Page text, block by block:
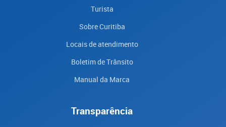
Turista
Sobre Curitiba
Locais de atendimento
Boletim de Trânsito
Manual da Marca
Transparência